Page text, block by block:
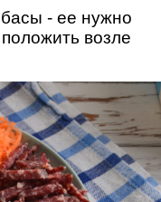
- ее нужно
возле